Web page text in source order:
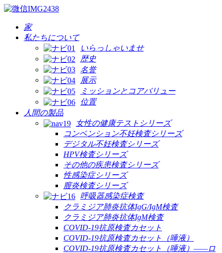
家
私たちについて
いらっしゃいませ
歴史
名誉
展示
ミッションとコアバリュー
位置
人間の製品
女性の健康テストシリーズ
コンベンション不妊検査シリーズ
デジタル不妊検査シリーズ
HPV検査シリーズ
その他の疾患検査シリーズ
性感染症シリーズ
膣炎検査シリーズ
呼吸器感染症検査
クラミジア肺炎抗体IgG/IgM検査
クラミジア肺炎抗体IgM検査
COVID-19抗原検査カセット
COVID-19抗原検査カセット（唾液）
COVID-19抗原検査カセット（唾液）——ロ